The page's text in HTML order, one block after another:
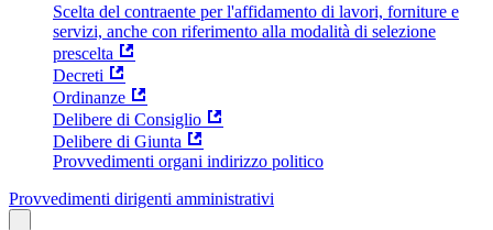
Scelta del contraente per l'affidamento di lavori, forniture e
servizi, anche con riferimento alla modalità di selezione
prescelta
Decreti
Ordinanze
Delibere di Consiglio
Delibere di Giunta
Provvedimenti organi indirizzo politico
Provvedimenti dirigenti amministrativi